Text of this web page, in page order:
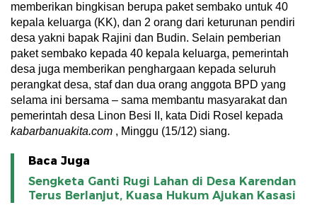
memberikan bingkisan berupa paket sembako untuk 40
kepala keluarga (KK), dan 2 orang dari keturunan pendiri
desa yakni bapak Rajini dan Budin. Selain pemberian
paket sembako kepada 40 kepala keluarga, pemerintah
desa juga memberikan penghargaan kepada seluruh
perangkat desa, staf dan dua orang anggota BPD yang
selama ini bersama – sama membantu masyarakat dan
pemerintah desa Linon Besi II, kata Didi Rosel kepada
kabarbanuakita.com , Minggu (15/12) siang.
Baca Juga
Sengketa Ganti Rugi Lahan di Desa Karendan
Terus Berlanjut, Kuasa Hukum Ajukan Kasasi